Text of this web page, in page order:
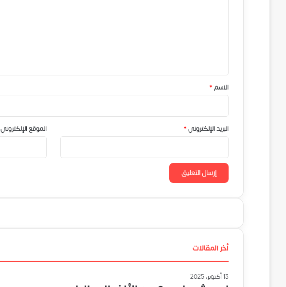
*
الاسم*
البريد الإلكتروني* الموقع الإلكتروني
أخر المقالات
13 أكتوبر، 2025